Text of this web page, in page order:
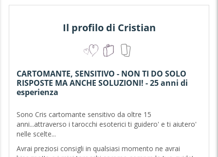
Il profilo di Cristian
CARTOMANTE, SENSITIVO - NON TI DO SOLO
RISPOSTE MA ANCHE SOLUZIONI! - 25 anni di
esperienza
Sono Cris cartomante sensitivo da oltre 15
anni...attraverso i tarocchi esoterici ti guidero' e ti aiutero'
nelle scelte...
Avrai preziosi consigli in qualsiasi momento ne avrai